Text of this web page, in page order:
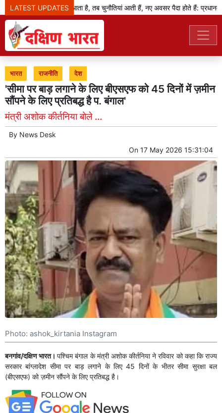
LATEST UPDATES
जब बदलाव का दौर आता है, तब चुनौतियां आती हैं, नए अवसर पैदा होते हैं: प्रधानमंत्री
भारत राजनीति देश
'सीमा पर बाड़ लगाने के लिए बीएसएफ को 45 दिनों में ज़मीन
सौंपने के लिए प्रतिबद्ध है प. बंगाल'
मंत्री अशोक कीर्तनिया बोले ...
By News Desk
On 17 May 2026 15:31:04
Photo: ashok_kirtania Instagram
बनगांव/दक्षिण भारत।पश्चिम बंगाल के मंत्री अशोक कीर्तनिया ने रविवार को कहा कि राज्य
सरकार बांग्लादेश सीमा पर बाड़ लगाने के लिए 45 दिनों के भीतर सीमा सुरक्षा बल
(बीएसएफ) को ज़मीन सौंपने के लिए प्रतिबद्ध है।